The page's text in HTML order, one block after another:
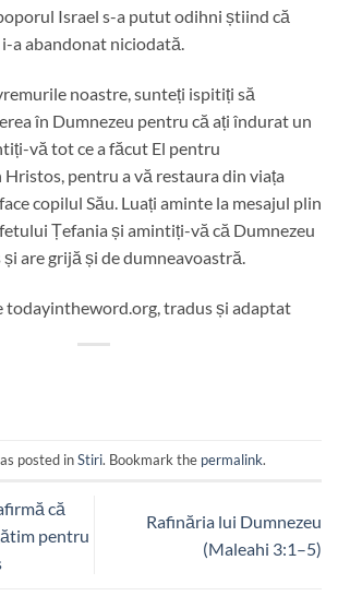
Israel s-a putut odihni știind că
a abandonat niciodată.
noastre, sunteți ispitiți să
în Dumnezeu pentru că ați îndurat un
vă tot ce a făcut El pentru
pentru a vă restaura din viața
copilul Său. Luați aminte la mesajul plin
Țefania și amintiți-vă că Dumnezeu
are grijă și de dumneavoastră.
todayintheword.org, tradus și adaptat
posted inStiri. Bookmark the permalink.
că
pentru
Rafinăria lui Dumnezeu
(Maleahi 3:1–5)